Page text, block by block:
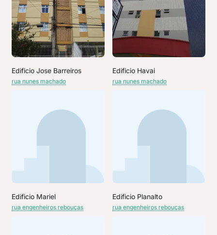
Edificio Jose Barreiros
rua nunes machado
Edificio Havai
rua nunes machado
Edificio Mariel
rua engenheiros rebouças
Edificio Planalto
rua engenheiros rebouças